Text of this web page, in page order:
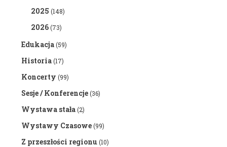
2025 (148)
2026(73)
Edukacja(59)
Historia(17)
Koncerty (99)
Sesje / Konferencje(36)
Wystawa stała(2)
Wystawy Czasowe(99)
Z przeszłości regionu(10)